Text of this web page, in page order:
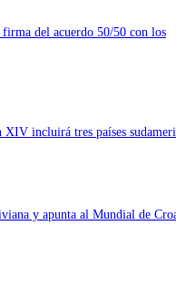
del acuerdo 50/50 con los
incluirá tres países
y apunta al Mundial de